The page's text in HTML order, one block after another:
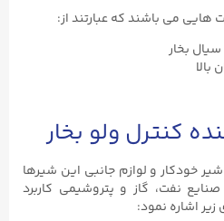
هایی می باشند که عبارتند از:
بخار
بالا
کنترل ولو بخار
خودکار و لوازم جانبی این شیرها
نفت، گاز و پتروشیمی کاربرد
زیر اشاره نمود: